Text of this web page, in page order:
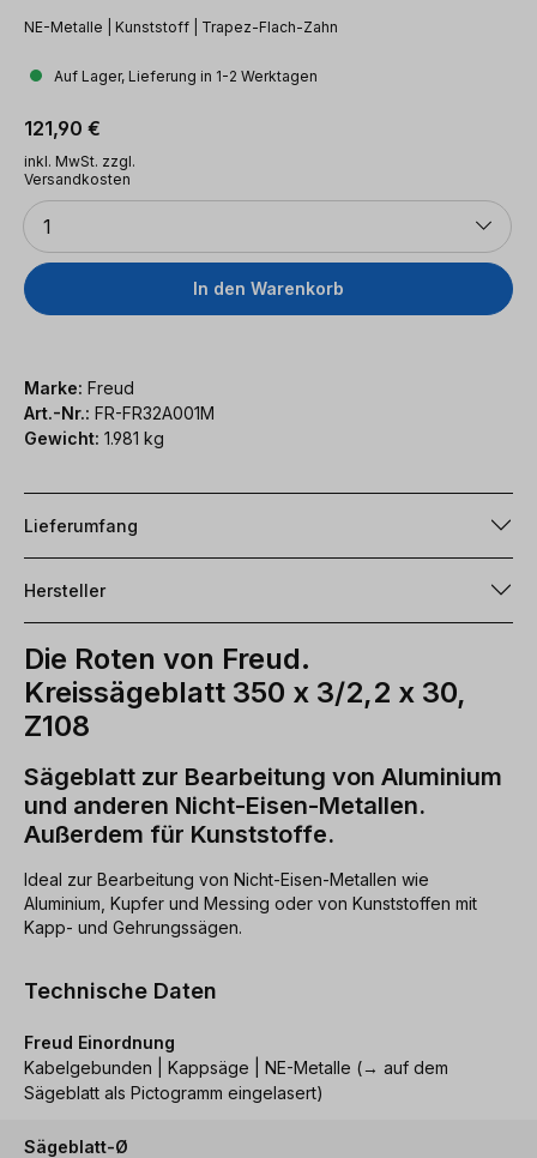
NE-Metalle | Kunststoff | Trapez-Flach-Zahn
Auf Lager, Lieferung in 1-2 Werktagen
Regulärer Preis:
121,90 €
inkl. MwSt. zzgl.
Versandkosten
Anzahl
1
In den Warenkorb
Marke: Freud
Art.-Nr.: FR-FR32A001M
Gewicht: 1.981 kg
Lieferumfang
Hersteller
Die Roten von Freud.
Kreissägeblatt 350 x 3/2,2 x 30,
Z108
Sägeblatt zur Bearbeitung von Aluminium
und anderen Nicht-Eisen-Metallen.
Außerdem für Kunststoffe.
Ideal zur Bearbeitung von Nicht-Eisen-Metallen wie
Aluminium, Kupfer und Messing oder von Kunststoffen mit
Kapp- und Gehrungssägen.
Technische Daten
Freud Einordnung
Kabelgebunden | Kappsäge | NE-Metalle (→ auf dem
Sägeblatt als Pictogramm eingelasert)
Sägeblatt-Ø